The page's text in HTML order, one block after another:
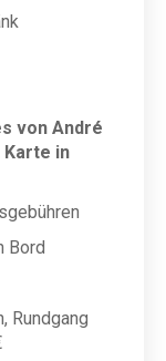
von André
Karte in
Bord
Rundgang